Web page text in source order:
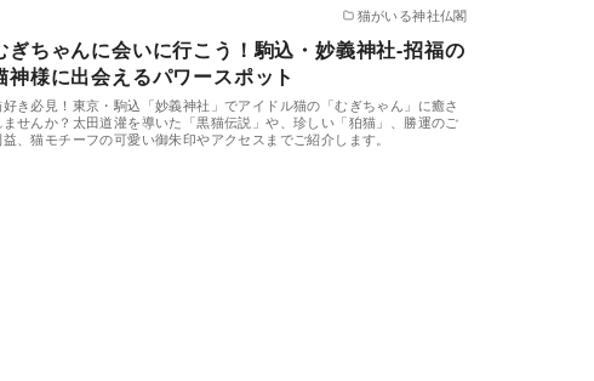
猫がいる神社仏閣
ぎちゃんに会いに行こう！駒込・妙義神社-招福の
神様に出会えるパワースポット
好き必見！東京・駒込「妙義神社」でアイドル猫の「むぎちゃん」に癒さ
ませんか？太田道灌を導いた「黒猫伝説」や、珍しい「狛猫」、勝運のご
益、猫モチーフの可愛い御朱印やアクセスまでご紹介します。